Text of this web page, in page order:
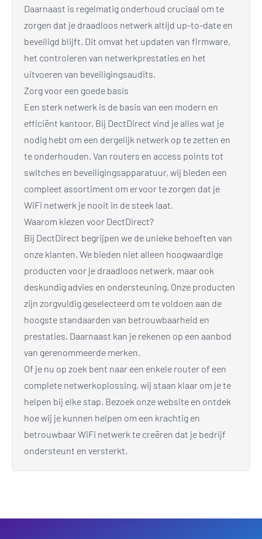
Daarnaast is regelmatig onderhoud cruciaal om te
zorgen dat je draadloos netwerk altijd up-to-date en
beveiligd blijft. Dit omvat het updaten van firmware,
het controleren van netwerkprestaties en het
uitvoeren van beveiligingsaudits.
Zorg voor een goede basis
Een sterk netwerk is de basis van een modern en
efficiënt kantoor. Bij DectDirect vind je alles wat je
nodig hebt om een dergelijk netwerk op te zetten en
te onderhouden. Van routers en access points tot
switches en beveiligingsapparatuur, wij bieden een
compleet assortiment om ervoor te zorgen dat je
WiFi netwerk je nooit in de steek laat.
Waarom kiezen voor DectDirect?
Bij DectDirect begrijpen we de unieke behoeften van
onze klanten. We bieden niet alleen hoogwaardige
producten voor je draadloos netwerk, maar ook
deskundig advies en ondersteuning. Onze producten
zijn zorgvuldig geselecteerd om te voldoen aan de
hoogste standaarden van betrouwbaarheid en
prestaties. Daarnaast kan je rekenen op een aanbod
van gerenommeerde merken.
Of je nu op zoek bent naar een enkele router of een
complete netwerkoplossing, wij staan klaar om je te
helpen bij elke stap. Bezoek onze website en ontdek
hoe wij je kunnen helpen om een krachtig en
betrouwbaar WiFi netwerk te creëren dat je bedrijf
ondersteunt en versterkt.